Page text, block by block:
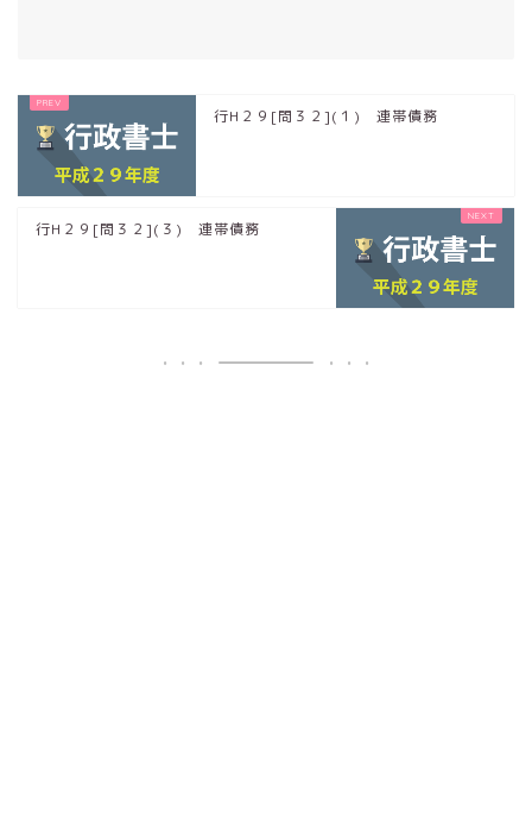
行H２９[問３２](１) 連帯債務
行H２９[問３２](３) 連帯債務